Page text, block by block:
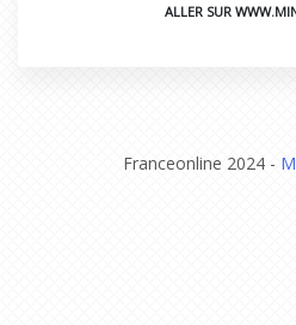
ALLER SUR
Franceonline 2024 -